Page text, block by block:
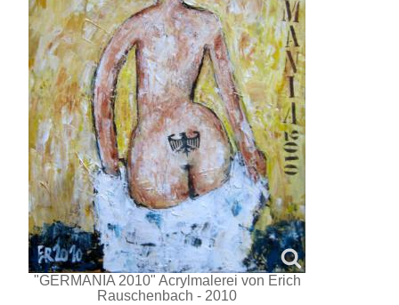
"GERMANIA 2010" Acrylmalerei von Erich
Rauschenbach - 2010